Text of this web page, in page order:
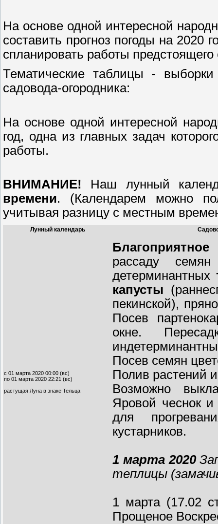
На основе одной интересной
составить прогноз погоды на 2020
спланировать работы предстоящего
Тематические таблицы - выборки
садовода-огородника:
На основе одной интересной
год, одна из главных задач
работы.
ВНИМАНИЕ! Наш лунный
времени. (Календарем можно
учитывая разницу с местным
Лунный календарь
с 01 марта 2020 00:00 (вс)
по 01 марта 2020 22:21 (вс)
растущая Луна в знаке Тельца
рассаду
детерминантных
капусты
пекинской),
Посев
окне.
Посев семян
Полив растений
Возможно
Яровой чеснок
для
кустарников.
1 марта 2020
теплицы
1 марта (17.02
Прощеное